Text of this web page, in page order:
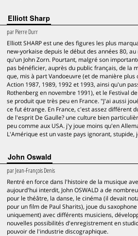
Elliott Sharp
parPierre Durr
Elliott SHARP est une des figures les plus
new-yorkaise depuis le début des années 80,
qu'un John Zorn. Pourtant, malgré son
pas bénéficier, auprès du public français, de la
que, mis à part Vandoeuvre (et de manière
Action 1987, 1989, 1992 et 1993, ainsi qu'un
Rothenberg en novembre 1991), et le Festival
se produit que très peu en France. "J'ai aussi
ce fut étrange. En France, c'est assez différent
de l'esprit De Gaulle? une culture bien
peu comme aux USA. j'y joue moins qu'en
L'Amérique est un vaste pays ignorant, stupide,
John Oswald
parJean-François Denis
Rentré en force dans l'histoire de la musique
aujourd'hui interdit, John OSWALD a de
pour le théâtre, la danse, le cinéma (il devait
pour un film de Paul Sharits), joue du
uniquement) avec différents musiciens,
nouvelles possibilités d'enregistrement en
pouvoir de l'industrie discographique.